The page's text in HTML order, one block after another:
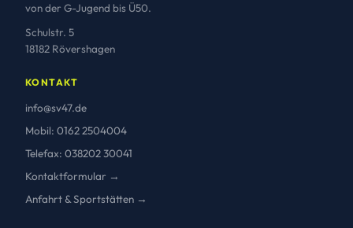
von der G-Jugend bis Ü50.
Schulstr. 5
18182 Rövershagen
KONTAKT
info@sv47.de
Mobil: 0162 2504004
Telefax: 038202 30041
Kontaktformular →
Anfahrt & Sportstätten →